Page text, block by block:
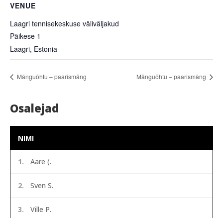
VENUE
Laagri tennisekeskuse väliväljakud
Päikese 1
Laagri, Estonia
Mänguõhtu – paarismäng Mänguõhtu – paarismäng
Osalejad
NIMI
1. Aare (.
2. Sven S.
3. Ville P.